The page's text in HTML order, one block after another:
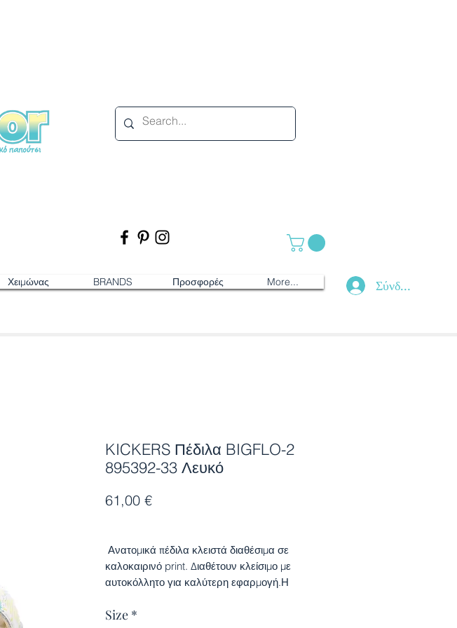
Χειμώνας BRANDS Προσφορές More... Σύνδεση
KICKERS Πέδιλα BIGFLO-2
895392-33 Λευκό
61,00 €Τιμή
Ανατομικά πέδιλα κλειστά διαθέσιμα σε
καλοκαιρινό print. Διαθέτουν κλείσιμο με
αυτοκόλλητο για καλύτερη εφαρμογή.Η
εξαιρετικό κράτημα στο ύψος του
Size *